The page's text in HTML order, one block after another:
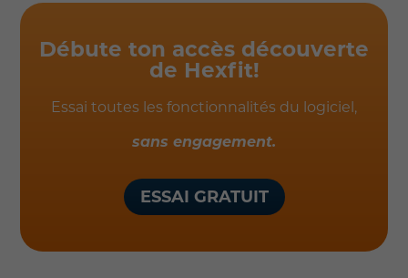
Débute ton accès découverte
de Hexfit!
Essai toutes les fonctionnalités du logiciel,
sans engagement.
ESSAI GRATUIT